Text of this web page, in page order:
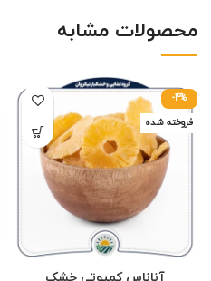
محصولات مشابه
-4%
فروخته شده